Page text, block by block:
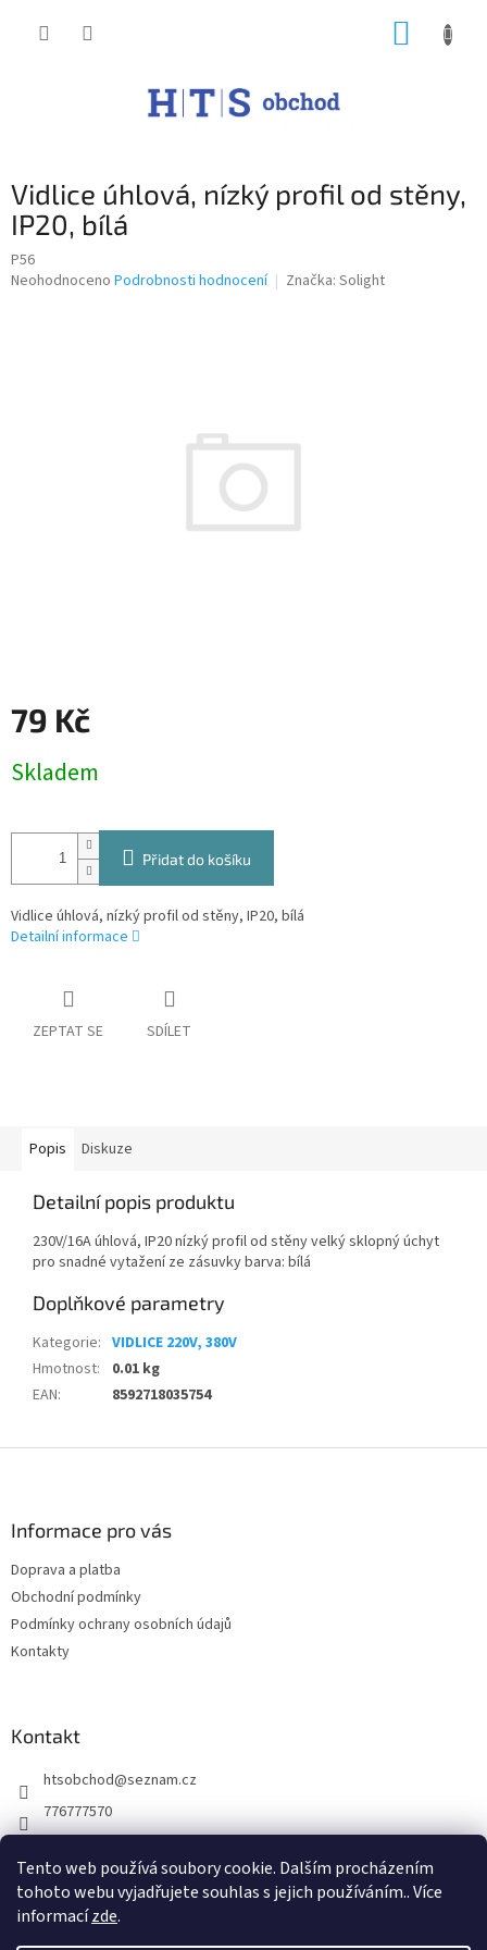
Tento web používá soubory cookie. Dalším procházením
tohoto webu vyjadřujete souhlas s jejich používáním.. Více
informacízde.
Vidlice úhlová, nízký profil od stěny,
IP20, bílá
P56
Průměrné
Neohodnoceno Podrobnosti hodnocení Značka: Solight
79 Kč
cena:
Skladem
Přidat do košíku
Vidlice úhlová, nízký profil od stěny, IP20, bílá
Detailní informace
ZEPTAT SE SDÍLET
Popis Diskuze
Detailní popis produktu
230V/16A úhlová, IP20 nízký profil od stěny velký sklopný úchyt
pro snadné vytažení ze zásuvky barva: bílá
Doplňkové parametry
Kategorie: VIDLICE 220V, 380V
Hmotnost:
0.01 kg
EAN: 8592718035754
Informace pro vás
Doprava a platba
Obchodní podmínky
Podmínky ochrany osobních údajů
Kontakty
Kontakt
htsobchod@seznam.cz
776777570
https://www.facebook.com/Elektro-Vr%C5%A1ovick%C3%A1-229
214624677338